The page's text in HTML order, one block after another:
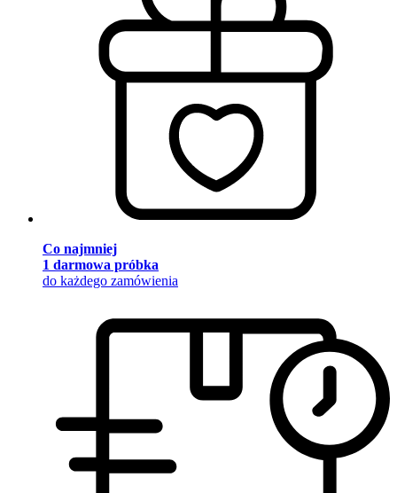
Co najmniej
1 darmowa próbka
do każdego zamówienia